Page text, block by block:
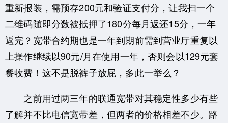
重新报装，需预存200元和验证支付分，让我扫一个
二维码随即分数被抵押了180分每月返还15分，一年
返完？宽带合约期也是一年到期前需到营业厅重复以
上操作继续以90元/月在使用一年，否则会以129元套
餐收费！这不是脱裤子放屁，多此一举么？
之前用过两三年的联通宽带对其稳定性多少有些
了解并不比电信宽带差，但两者的价格相差不少。路